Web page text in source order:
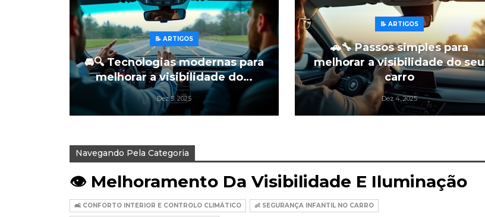
📝 ARTIGOS
🚘🔍 Tecnologias modernas para
melhorar a visibilidade do…
Dez 5, 2025
📝 ARTIGOS
🚗🔧 Passos simples para
melhorar a visibilidade do seu
carro
Dez 4, 2025
Navegando Pela Categoria
👁️ Melhoramento Da Visibilidade E Iluminação
🛋️ CONFORTO INTERIOR E CONTROLO CLIMÁTICO 👶 SEGURANÇA INFANTIL NO CARRO